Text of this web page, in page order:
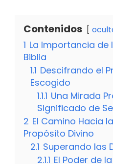
Contenidos
1 La Importancia de
Biblia
1.1 Descifrando el
Escogido
1.1.1 Una Mirada
Significado de
2 El Camino Hacia
Propósito Divino
2.1 Superando las
2.1.1 El Poder de